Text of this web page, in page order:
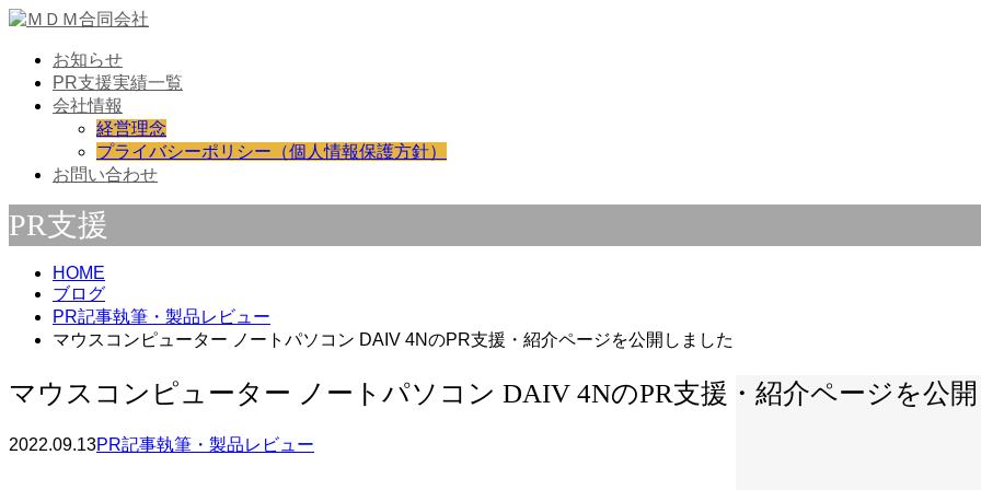
お知らせ
PR支援実績一覧
会社情報
経営理念
プライバシーポリシー（個人情報保護方針）
お問い合わせ
PR支援
HOME
ブログ
PR記事執筆・製品レビュー
マウスコンピューター ノートパソコン DAIV 4NのPR支援・紹介ページを公開しました
マウスコンピューター ノートパソコン DAIV 4NのPR支援・紹介ページを公
2022.09.13PR記事執筆・製品レビュー